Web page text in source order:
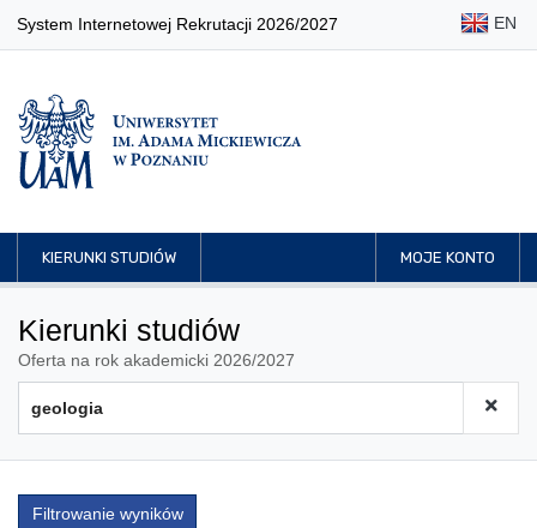
System Internetowej Rekrutacji 2026/2027 EN
KIERUNKI STUDIÓW MOJE KONTO
Kierunki studiów
Oferta na rok akademicki 2026/2027
Filtrowanie wyników